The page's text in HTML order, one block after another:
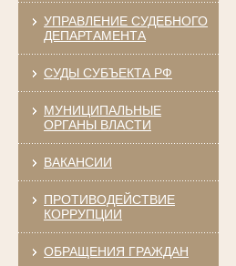
УПРАВЛЕНИЕ СУДЕБНОГО
ДЕПАРТАМЕНТА
СУДЫ СУБЪЕКТА РФ
МУНИЦИПАЛЬНЫЕ
ОРГАНЫ ВЛАСТИ
ВАКАНСИИ
ПРОТИВОДЕЙСТВИЕ
КОРРУПЦИИ
ОБРАЩЕНИЯ ГРАЖДАН